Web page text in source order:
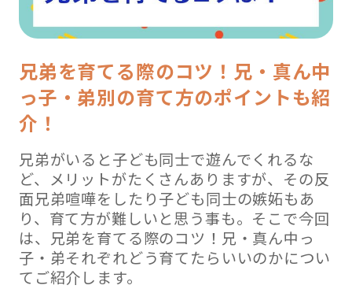
兄弟を育てる際のコツ！兄・真ん中
っ子・弟別の育て方のポイントも紹
介！
兄弟がいると子ども同士で遊んでくれるな
ど、メリットがたくさんありますが、その反
面兄弟喧嘩をしたり子ども同士の嫉妬もあ
り、育て方が難しいと思う事も。そこで今回
は、兄弟を育てる際のコツ！兄・真ん中っ
子・弟それぞれどう育てたらいいのかについ
てご紹介します。